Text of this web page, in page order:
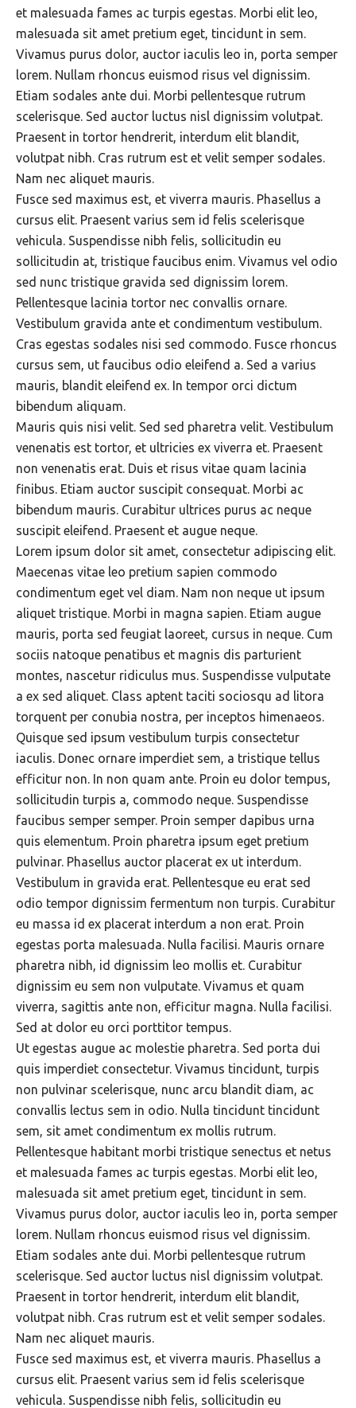
et malesuada fames ac turpis egestas. Morbi elit leo,
malesuada sit amet pretium eget, tincidunt in sem.
Vivamus purus dolor, auctor iaculis leo in, porta semper
lorem. Nullam rhoncus euismod risus vel dignissim.
Etiam sodales ante dui. Morbi pellentesque rutrum
scelerisque. Sed auctor luctus nisl dignissim volutpat.
Praesent in tortor hendrerit, interdum elit blandit,
volutpat nibh. Cras rutrum est et velit semper sodales.
Nam nec aliquet mauris.
Fusce sed maximus est, et viverra mauris. Phasellus a
cursus elit. Praesent varius sem id felis scelerisque
vehicula. Suspendisse nibh felis, sollicitudin eu
sollicitudin at, tristique faucibus enim. Vivamus vel odio
sed nunc tristique gravida sed dignissim lorem.
Pellentesque lacinia tortor nec convallis ornare.
Vestibulum gravida ante et condimentum vestibulum.
Cras egestas sodales nisi sed commodo. Fusce rhoncus
cursus sem, ut faucibus odio eleifend a. Sed a varius
mauris, blandit eleifend ex. In tempor orci dictum
bibendum aliquam.
Mauris quis nisi velit. Sed sed pharetra velit. Vestibulum
venenatis est tortor, et ultricies ex viverra et. Praesent
non venenatis erat. Duis et risus vitae quam lacinia
finibus. Etiam auctor suscipit consequat. Morbi ac
bibendum mauris. Curabitur ultrices purus ac neque
suscipit eleifend. Praesent et augue neque.
Lorem ipsum dolor sit amet, consectetur adipiscing elit.
Maecenas vitae leo pretium sapien commodo
condimentum eget vel diam. Nam non neque ut ipsum
aliquet tristique. Morbi in magna sapien. Etiam augue
mauris, porta sed feugiat laoreet, cursus in neque. Cum
sociis natoque penatibus et magnis dis parturient
montes, nascetur ridiculus mus. Suspendisse vulputate
a ex sed aliquet. Class aptent taciti sociosqu ad litora
torquent per conubia nostra, per inceptos himenaeos.
Quisque sed ipsum vestibulum turpis consectetur
iaculis. Donec ornare imperdiet sem, a tristique tellus
efficitur non. In non quam ante. Proin eu dolor tempus,
sollicitudin turpis a, commodo neque. Suspendisse
faucibus semper semper. Proin semper dapibus urna
quis elementum. Proin pharetra ipsum eget pretium
pulvinar. Phasellus auctor placerat ex ut interdum.
Vestibulum in gravida erat. Pellentesque eu erat sed
odio tempor dignissim fermentum non turpis. Curabitur
eu massa id ex placerat interdum a non erat. Proin
egestas porta malesuada. Nulla facilisi. Mauris ornare
pharetra nibh, id dignissim leo mollis et. Curabitur
dignissim eu sem non vulputate. Vivamus et quam
viverra, sagittis ante non, efficitur magna. Nulla facilisi.
Sed at dolor eu orci porttitor tempus.
Ut egestas augue ac molestie pharetra. Sed porta dui
quis imperdiet consectetur. Vivamus tincidunt, turpis
non pulvinar scelerisque, nunc arcu blandit diam, ac
convallis lectus sem in odio. Nulla tincidunt tincidunt
sem, sit amet condimentum ex mollis rutrum.
Pellentesque habitant morbi tristique senectus et netus
et malesuada fames ac turpis egestas. Morbi elit leo,
malesuada sit amet pretium eget, tincidunt in sem.
Vivamus purus dolor, auctor iaculis leo in, porta semper
lorem. Nullam rhoncus euismod risus vel dignissim.
Etiam sodales ante dui. Morbi pellentesque rutrum
scelerisque. Sed auctor luctus nisl dignissim volutpat.
Praesent in tortor hendrerit, interdum elit blandit,
volutpat nibh. Cras rutrum est et velit semper sodales.
Nam nec aliquet mauris.
Fusce sed maximus est, et viverra mauris. Phasellus a
cursus elit. Praesent varius sem id felis scelerisque
vehicula. Suspendisse nibh felis, sollicitudin eu